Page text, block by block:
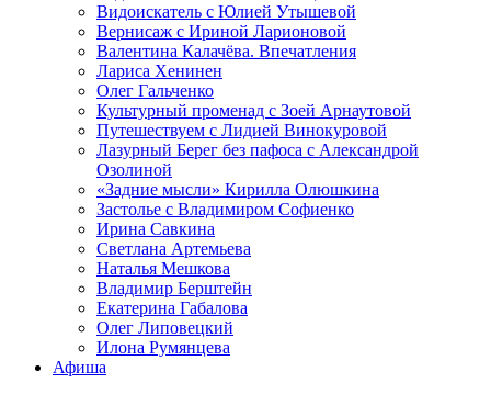
Видоискатель с Юлией Утышевой
Вернисаж с Ириной Ларионовой
Валентина Калачёва. Впечатления
Лариса Хенинен
Олег Гальченко
Культурный променад с Зоей Арнаутовой
Путешествуем с Лидией Винокуровой
Лазурный Берег без пафоса с Александрой
Озолиной
«Задние мысли» Кирилла Олюшкина
Застолье с Владимиром Софиенко
Ирина Савкина
Светлана Артемьева
Наталья Мешкова
Владимир Берштейн
Екатерина Габалова
Олег Липовецкий
Илона Румянцева
Афиша